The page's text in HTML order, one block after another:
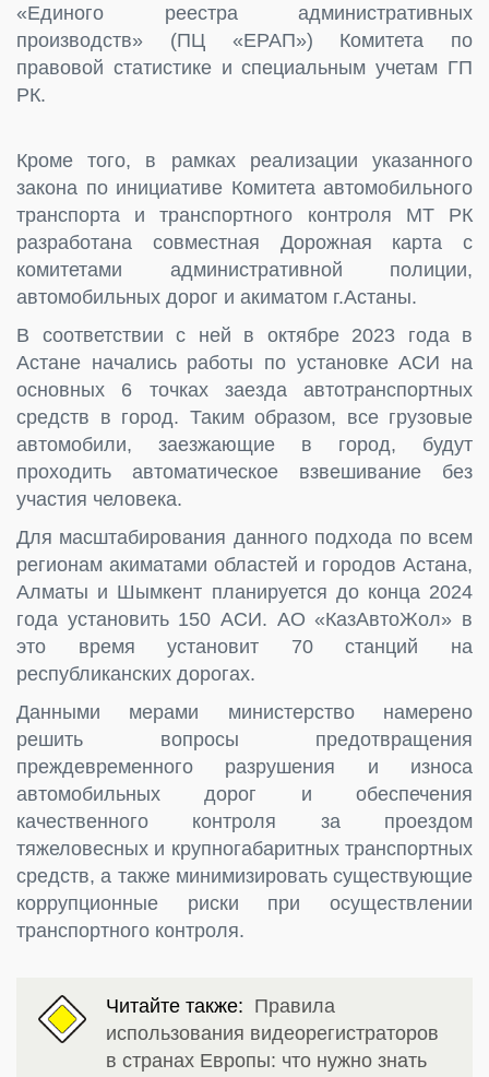
«Единого реестра административных
производств» (ПЦ «ЕРАП») Комитета по
правовой статистике и специальным учетам ГП
РК.
Кроме того, в рамках реализации указанного
закона по инициативе Комитета автомобильного
транспорта и транспортного контроля МТ РК
разработана совместная Дорожная карта с
комитетами административной полиции,
автомобильных дорог и акиматом г.Астаны.
В соответствии с ней в октябре 2023 года в
Астане начались работы по установке АСИ на
основных 6 точках заезда автотранспортных
средств в город. Таким образом, все грузовые
автомобили, заезжающие в город, будут
проходить автоматическое взвешивание без
участия человека.
Для масштабирования данного подхода по всем
регионам акиматами областей и городов Астана,
Алматы и Шымкент планируется до конца 2024
года установить 150 АСИ. АО «КазАвтоЖол» в
это время установит 70 станций на
республиканских дорогах.
Данными мерами министерство намерено
решить вопросы предотвращения
преждевременного разрушения и износа
автомобильных дорог и обеспечения
качественного контроля за проездом
тяжеловесных и крупногабаритных транспортных
средств, а также минимизировать существующие
коррупционные риски при осуществлении
транспортного контроля.
Читайте также: Правила
использования видеорегистраторов
в странах Европы: что нужно знать